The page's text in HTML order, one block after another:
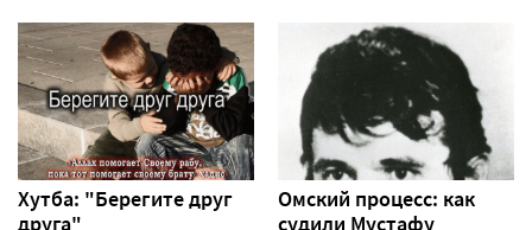
Хутба: "Берегите друг
друга"
Омский процесс: как
судили Мустафу